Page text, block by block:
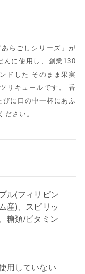
らごしシリーズ」が
んに使用し、創業130
ドした そのまま果実
リキュールです。 香
に口の中一杯にあふ
ださい。
ル(フィリピン
産)、スピリッ
糖類/ビタミン
用していない